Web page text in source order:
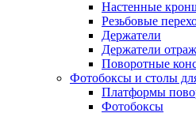
Настенные
Резьбовые
Держатели
Держатели
Поворотные
Фотобоксы и столы
Платформы
Фотобоксы